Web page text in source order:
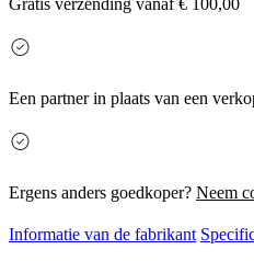
Gratis verzending vanaf € 100,00
Een partner in plaats van een
Ergens anders goedkoper? Neem
Informatie van de fabrikant